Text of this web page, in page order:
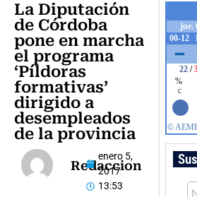
La Diputación
de Córdoba
pone en marcha
el programa
‘Píldoras
formativas’
dirigido a
desempleados
de la provincia
Redaccion
enero 5,
2017
13:53